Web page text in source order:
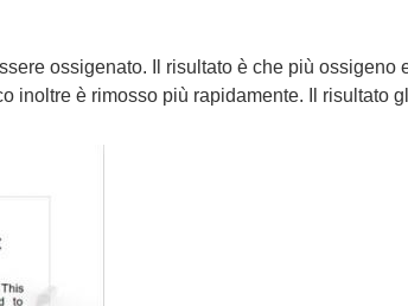
ossigenato. Il risultato è che più ossigeno
inoltre è rimosso più rapidamente. Il risultato